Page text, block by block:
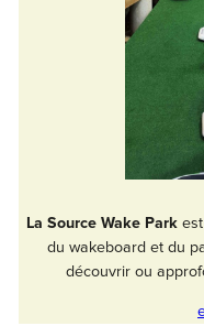
La Source Wake Parkest
du wakeboard et du
découvrir ou